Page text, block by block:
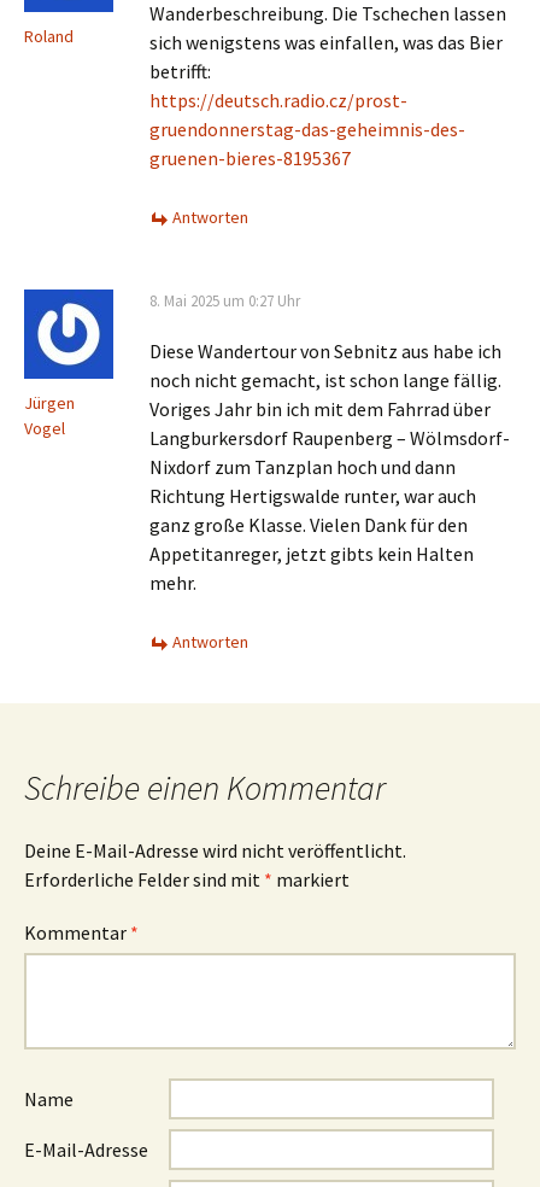
Roland
Wanderbeschreibung. Die Tschechen lassen
sich wenigstens was einfallen, was das Bier
betrifft:
https://deutsch.radio.cz/prost-
gruendonnerstag-das-geheimnis-des-
gruenen-bieres-8195367
Antworten
Jürgen
Vogel
8. Mai 2025 um 0:27 Uhr
Diese Wandertour von Sebnitz aus habe ich
noch nicht gemacht, ist schon lange fällig.
Voriges Jahr bin ich mit dem Fahrrad über
Langburkersdorf Raupenberg – Wölmsdorf-
Nixdorf zum Tanzplan hoch und dann
Richtung Hertigswalde runter, war auch
ganz große Klasse. Vielen Dank für den
Appetitanreger, jetzt gibts kein Halten
mehr.
Antworten
Schreibe einen Kommentar
Deine E-Mail-Adresse wird nicht veröffentlicht.
Erforderliche Felder sind mit * markiert
Kommentar *
Name
E-Mail-Adresse